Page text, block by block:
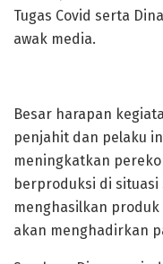
Tugas Covid serta
awak media.
Besar harapan
penjahit dan pelaku
meningkatkan
berproduksi di
menghasilkan
akan menghadirkan